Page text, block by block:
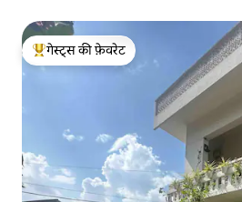
गेस्ट्स का टॉप फ़ेवरेट
गेस्ट्स की फ़ेवरेट